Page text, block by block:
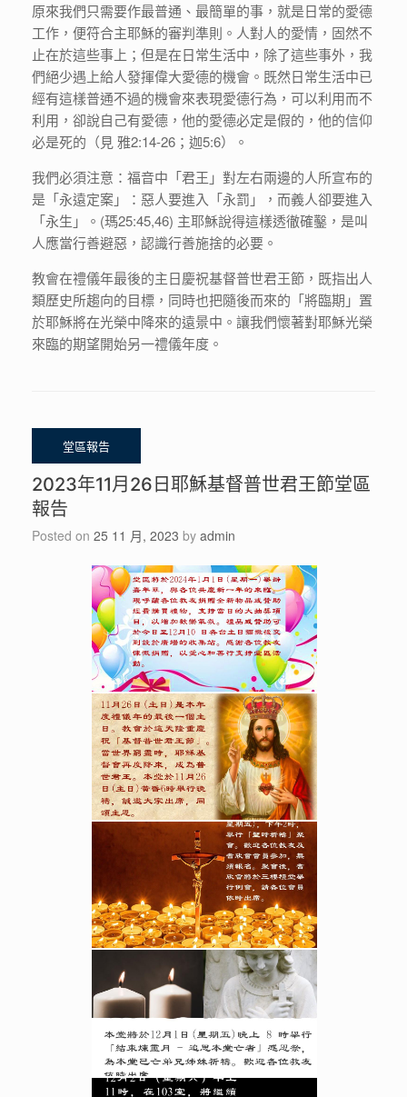
原來我們只需要作最普通、最簡單的事，就是日常的愛德
工作，便符合主耶穌的審判準則。人對人的愛情，固然不
止在於這些事上；但是在日常生活中，除了這些事外，我
們絕少遇上給人發揮偉大愛德的機會。既然日常生活中已
經有這樣普通不過的機會來表現愛德行為，可以利用而不
利用，卻說自己有愛德，他的愛德必定是假的，他的信仰
必是死的（見 雅2:14-26；迦5:6）。
我們必須注意：福音中「君王」對左右兩邊的人所宣布的
是「永遠定案」：惡人要進入「永罰」，而義人卻要進入
「永生」。(瑪25:45,46) 主耶穌說得這樣透徹確鑿，是叫
人應當行善避惡，認識行善施捨的必要。
教會在禮儀年最後的主日慶祝基督普世君王節，既指出人
類歷史所趨向的目標，同時也把隨後而來的「將臨期」置
於耶穌將在光榮中降來的遠景中。讓我們懷著對耶穌光榮
來臨的期望開始另一禮儀年度。
2023年11月26日耶穌基督普世君王節堂區
報告
Posted on 25 11 月, 2023 by admin